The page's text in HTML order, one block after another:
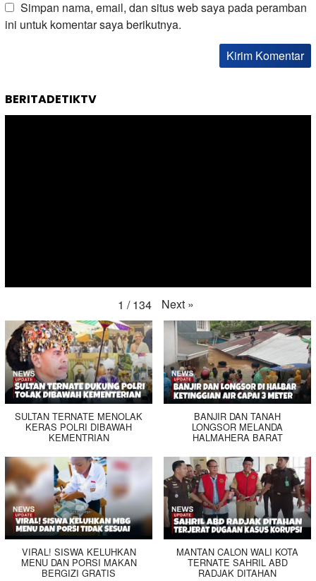
Simpan nama, email, dan situs web saya pada peramban
ini untuk komentar saya berikutnya.
BERITADETIKTV
1 / 134 Next »
SULTAN TERNATE MENOLAK
KERAS POLRI DIBAWAH
KEMENTRIAN
BANJIR DAN TANAH
LONGSOR MELANDA
HALMAHERA BARAT
VIRAL! SISWA KELUHKAN
MENU DAN PORSI MAKAN
BERGIZI GRATIS
MANTAN CALON WALI KOTA
TERNATE SAHRIL ABD
RADJAK DITAHAN